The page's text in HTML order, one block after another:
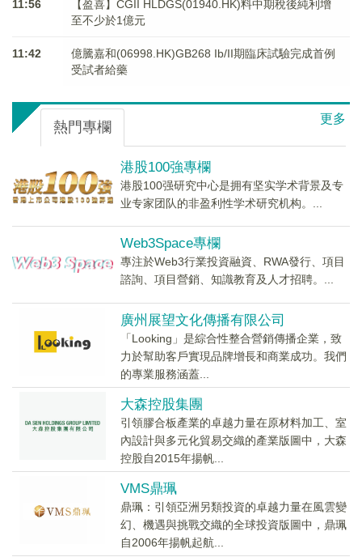
11:56
【盈喜】CGII HLDGS(01940.HK)料中期稅後純利增
至不少於1億元
11:42
億騰嘉和(06998.HK)GB268 Ib/II期臨床試驗完成首例
受試者給藥
更多
熱門專欄
港股100強專欄
港股100强研究中心是拥有坚实学术背景及专
业专家团队的非盈利性学术研究机构。...
Web3Space專欄
專注於Web3行業投資融資、RWA發行、項目
諮詢、項目營銷、知識教育及人才招聘。...
廣州展望文化傳播有限公司
「Looking」是綜合性整合營銷傳播企業，致
力於幫助客戶實現品牌增長和商業成功。我們
的專業服務涵蓋...
大森控股集團
引領膠合板產業的卓越力量在原材料加工、室
內設計與多元化貿易交織的產業版圖中，大森
控股自2015年揚帆...
VMS鼎珮
鼎珮：引領亞洲另類投資的卓越力量在風雲變
幻、機遇與挑戰交織的全球投資版圖中，鼎珮
自2006年揚帆起航...